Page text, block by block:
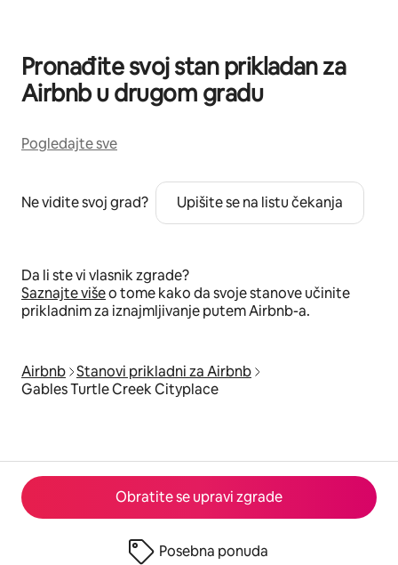
Obratite se upravi zgrade
Posebna ponuda
Pronađite svoj stan prikladan za
Airbnb u drugom gradu
Pogledajte sve
Ne vidite svoj grad? Upišite se na listu čekanja
Da li ste vi vlasnik zgrade?
Saznajte višeo tome kako da svoje stanove učinite
prikladnim za iznajmljivanje putem Airbnb-a.
Airbnb Stanovi prikladni za Airbnb
Gables Turtle Creek Cityplace